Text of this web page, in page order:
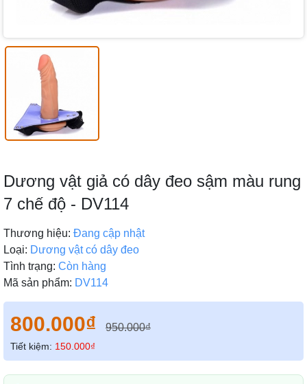
Dương vật giả có dây đeo sậm màu rung
7 chế độ - DV114
Thương hiệu: Đang cập nhật
Loại: Dương vật có dây đeo
Tình trạng: Còn hàng
Mã sản phẩm: DV114
800.000₫ 950.000₫
Tiết kiệm: 150.000₫